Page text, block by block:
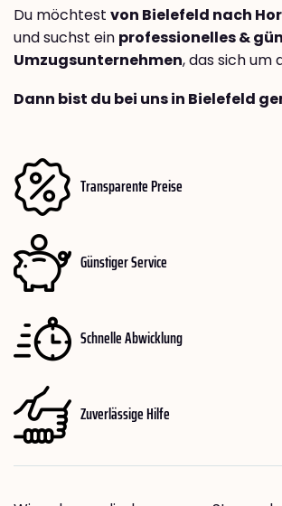
Du möchtest von Bielefeld nach
und suchst ein professionelles &
Umzugsunternehmen, das sich um
Dann bist du bei uns in Bielefeld
Transparente Preise
Günstiger Service
Schnelle Abwicklung
Zuverlässige Hilfe